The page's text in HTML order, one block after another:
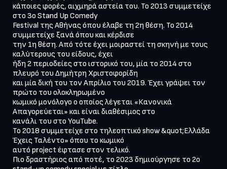
κάποιες φορές, αιχμηρά αστεία του. Το 2013 συμμετείχε
στο 3ο Stand Up Comedy
Festival της Αθήνας όπου έλαβε τη 2η θέση. Το 2014
συμμετείχε ξανά όπου και κέρδισε
την 1η θέση. Από τότε έχει μοιραστεί τη σκηνή με τους
καλύτερους του είδους, έχει
ήδη 2 περιοδείες στο ιστορικό του, μία το 2014 στο
πλευρό του Δημήτρη Χριστοφορίδη
και μία δική του τον Απρίλιο του 2019. Έχει γράψει τον
πρώτο του ολοκληρωμένο
κωμικό μονόλογο ο οποίος λέγεται «Κανονικά
Απαγορεύεται» και είναι διαθέσιμος στο
κανάλι του στο YouTube.
Το 2018 συμμετείχε στο τηλεοπτικό show &quot;Ελλάδα
Έχεις Ταλέντο» όπου το κωμικό
αυτό project έφτασε στον τελικό.
Πιο δραστήριος από ποτέ, το 2023 δημιούργησε το 2ο